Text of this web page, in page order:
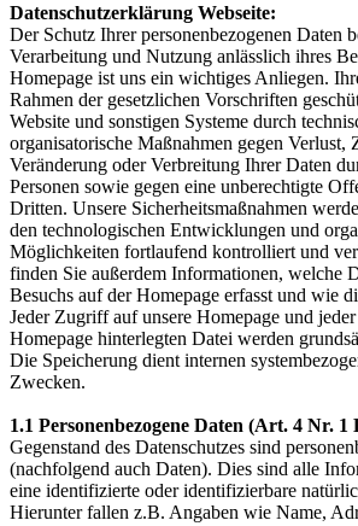
Datenschutzerklärung Webseite:
Der Schutz Ihrer personenbezogenen Daten
Verarbeitung und Nutzung anlässlich ihres
Homepage ist uns ein wichtiges Anliegen.
Rahmen der gesetzlichen Vorschriften
Website und sonstigen Systeme durch
organisatorische Maßnahmen gegen Verlust,
Veränderung oder Verbreitung Ihrer Daten
Personen sowie gegen eine unberechtigte
Dritten. Unsere Sicherheitsmaßnahmen
den technologischen Entwicklungen und
Möglichkeiten fortlaufend kontrolliert und
finden Sie außerdem Informationen, welche
Besuchs auf der Homepage erfasst und wie
Jeder Zugriff auf unsere Homepage und
Homepage hinterlegten Datei werden
Die Speicherung dient internen
Zwecken.
1.1 Personenbezogene Daten (Art. 4 Nr. 1
Gegenstand des Datenschutzes sind
(nachfolgend auch Daten). Dies sind alle
eine identifizierte oder identifizierbare
Hierunter fallen z.B. Angaben wie Name,